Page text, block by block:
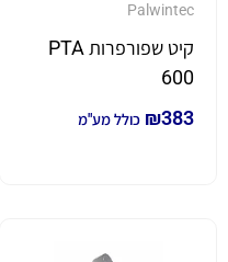
Palwintec
קיט שפורפרות PTA
600
₪383 כולל מע"מ